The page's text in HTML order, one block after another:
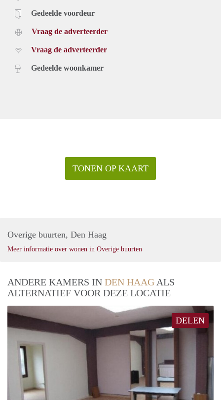
Gedeelde voordeur
Vraag de adverteerder
Vraag de adverteerder
Gedeelde woonkamer
TONEN OP KAART
Overige buurten, Den Haag
Meer informatie over wonen in Overige buurten
ANDERE KAMERS IN DEN HAAG ALS
ALTERNATIEF VOOR DEZE LOCATIE
DELEN